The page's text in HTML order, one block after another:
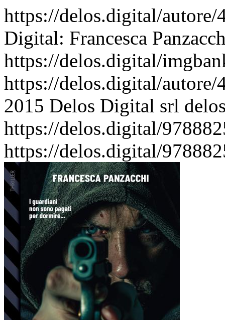
https://delos.digital/autore/
Digital: Francesca
https://delos.digital/
https://delos.digital/autore/
2015 Delos Digital srl
https://delos.digital/
https://delos.digital/